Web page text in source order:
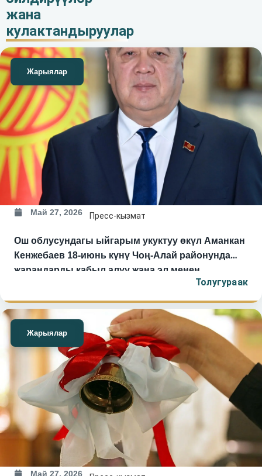
улантылды.
жана
кулактандыруулар
Жарыялар
Май 27, 2026 Пресс-кызмат
Ош облусундагы ыйгарым укуктуу өкүл Аманкан
Кенжебаев 18-июнь күнү Чоң-Алай районунда
жарандарды кабыл алуу жана эл менен
Толугураак
Жарыялар
Май 27, 2026